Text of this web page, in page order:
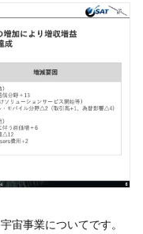
宙事業についてです。